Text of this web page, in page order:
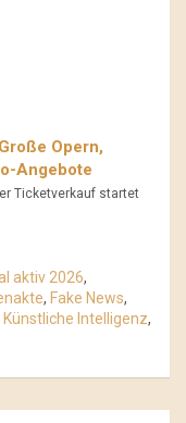
Opern,
Angebote
Ticketverkauf startet
aktiv 2026,
, Fake News,
Künstliche Intelligenz,